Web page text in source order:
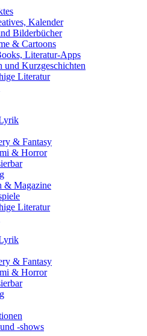
Kalender
Bilderbücher
& Cartoons
Literatur-Apps
und Kurzgeschichten
Literatur
& Fantasy
& Horror
& Magazine
Literatur
& Fantasy
& Horror
-shows